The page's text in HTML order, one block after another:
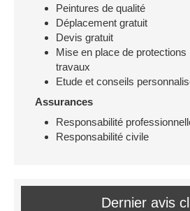
Peintures de qualité
Déplacement gratuit
Devis gratuit
Mise en place de protections
travaux
Etude et conseils
Assurances
Responsabilité
Responsabilité civile
Dernier avis